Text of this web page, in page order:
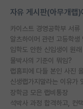
자유 게시판(아무개랩
카이스트 경영공학부 서류
알츠하이머 관련 고등학생
입학도 안한 신입생이 원
물박사의 기준이 뭐임?
랩홈피에 다들 본인 사진
신생랩가지말라는 이유가
장학금 모은 랩비통장